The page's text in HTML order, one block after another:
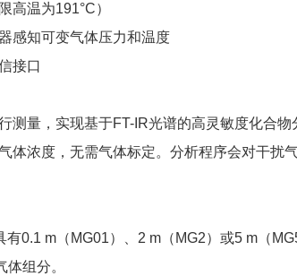
温为191°C）
知可变气体压力和温度
接口
量，实现基于FT-IR光谱的高灵敏度化合物
体浓度，无需气体标定。分析程序会对干扰
m（MG01）、2 m（MG2）或5 m（
组分。